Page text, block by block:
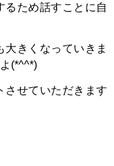
るため話すことに自
きくなっていきま
(*^^*)
させていただきます